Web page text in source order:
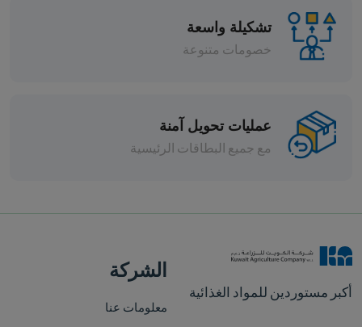
تشكيلة واسعة
خصومات متنوعة
عمليات تحويل آمنة
مع جميع البطاقات الرئيسية
أكبر مستوردين للمواد الغذائية
الشركة
معلومات عنا